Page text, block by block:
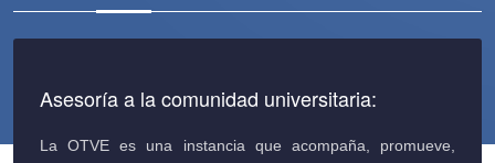
Asesoría a la comunidad universitaria:
La OTVE es una instancia que acompaña, promueve,